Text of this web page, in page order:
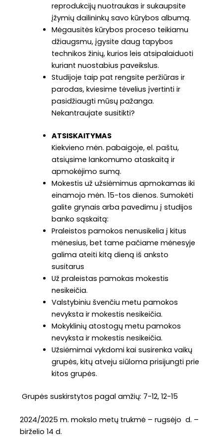
reprodukcijų nuotraukas ir sukaupsite
įžymių dailininkų savo kūrybos albumą.
Mėgausitės kūrybos proceso teikiamu
džiaugsmu, įgysite daug tapybos
technikos žinių, kurios leis atsipalaiduoti
kuriant nuostabius paveikslus.
Studijoje taip pat rengsite peržiūras ir
parodas, kviesime tėvelius įvertinti ir
pasidžiaugti mūsų pažanga.
Nekantraujate susitikti?
ATSISKAITYMAS
Kiekvieno mėn. pabaigoje, el. paštu,
atsiųsime lankomumo ataskaitą ir
apmokėjimo sumą.
Mokestis už užsiėmimus apmokamas iki
einamojo mėn. 15-tos dienos. Sumokėti
galite grynais arba pavedimu į studijos
banko sąskaitą:
Praleistos pamokos nenusikelia į kitus
mėnesius, bet tame pačiame mėnesyje
galima ateiti kitą dieną iš anksto
susitarus
Už praleistas pamokas mokestis
nesikeičia.
Valstybiniu švenčiu metu pamokos
nevyksta ir mokestis nesikeičia.
Mokyklinių atostogų metu pamokos
nevyksta ir mokestis nesikeičia.
Užsiėmimai vykdomi kai susirenka vaikų
grupės, kitų atveju siūloma prisijungti prie
kitos grupės.
Grupės suskirstytos pagal amžių: 7-12, 12-15
2024/2025 m. mokslo metų trukmė – rugsėjo d. –
birželio 14 d.